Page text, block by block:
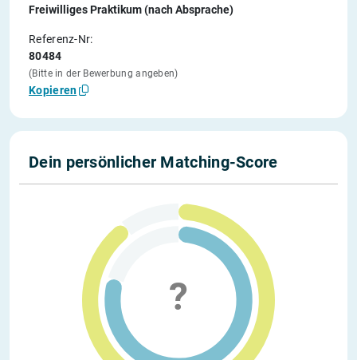
Freiwilliges Praktikum (nach Absprache)
Referenz-Nr:
80484
(Bitte in der Bewerbung angeben)
Kopieren
Dein persönlicher Matching-Score